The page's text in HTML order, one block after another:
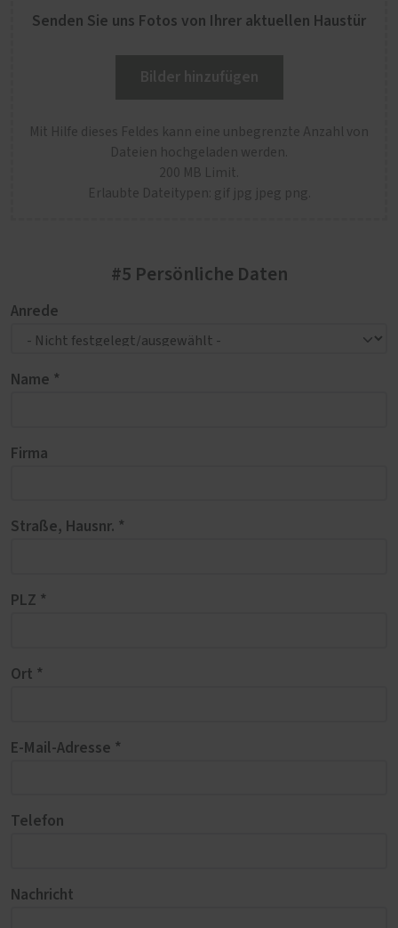
Senden Sie uns Fotos von Ihrer aktuellen Haustür
Mit Hilfe dieses Feldes kann eine unbegrenzte Anzahl von
Dateien hochgeladen werden.
200 MB Limit.
Erlaubte Dateitypen: gif jpg jpeg png.
#5 Persönliche Daten
Anrede
Name *
Firma
Straße, Hausnr. *
PLZ *
Ort *
E-Mail-Adresse *
Telefon
Nachricht